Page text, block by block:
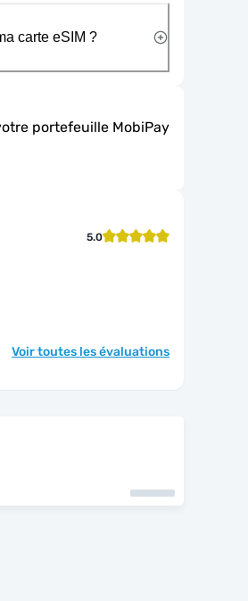
carte eSIM ?
portefeuille MobiPay
5.0
Voir toutes les évaluations